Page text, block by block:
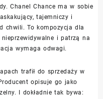
Chanel Chance ma w sobie
tajemniczy i
chwili. To kompozycja dla
i patrzą na
wymaga odwagi.
trafił do sprzedaży w
opisuje go jako
I dokładnie tak bywa: